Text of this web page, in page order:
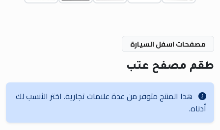
مصفحات اسفل السيارة
طقم مصفح عتب
هذا المنتج متوفر من عدة علامات تجارية. اختر الأنسب لك
أدناه.